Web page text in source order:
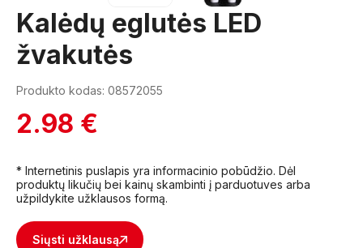
Kalėdų eglutės LED
žvakutės
Produkto kodas: 08572055
2.98 €
* Internetinis puslapis yra informacinio pobūdžio. Dėl
produktų likučių bei kainų skambinti į parduotuves arba
užpildykite užklausos formą.
Siųsti užklausą